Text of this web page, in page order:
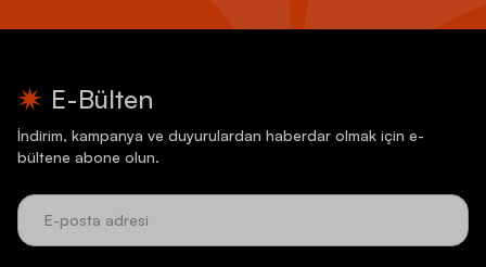
E-Bülten
İndirim, kampanya ve duyurulardan haberdar olmak için e-
bültene abone olun.